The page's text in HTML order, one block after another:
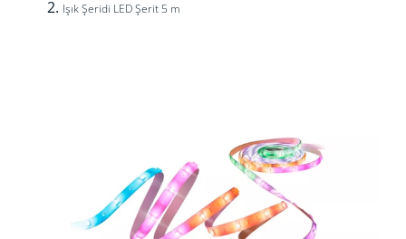
Işık Şeridi LED Şerit 5 m